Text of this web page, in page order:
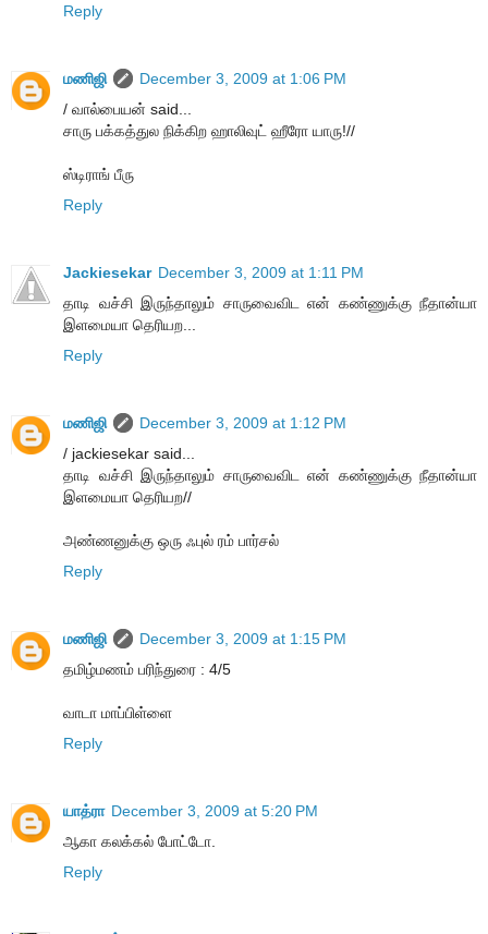
Reply
மணிஜி
December 3, 2009 at 1:06 PM
/ வால்பையன் said...
சாரு பக்கத்துல நிக்கிற ஹாலிவுட் ஹீரோ யாரு!//
ஸ்டிராங் பீரு
Reply
Jackiesekar December 3, 2009 at 1:11 PM
தாடி வச்சி இருந்தாலும் சாருவைவிட என் கண்ணுக்கு நீதான்யா
இளமையா தெரியற...
Reply
மணிஜி
December 3, 2009 at 1:12 PM
/ jackiesekar said...
தாடி வச்சி இருந்தாலும் சாருவைவிட என் கண்ணுக்கு நீதான்யா
இளமையா தெரியற//
அண்ணனுக்கு ஒரு ஃபுல் ரம் பார்சல்
Reply
மணிஜி
December 3, 2009 at 1:15 PM
தமிழ்மணம் பரிந்துரை : 4/5
வாடா மாப்பிள்ளை
Reply
யாத்ரா December 3, 2009 at 5:20 PM
ஆகா கலக்கல் போட்டோ.
Reply